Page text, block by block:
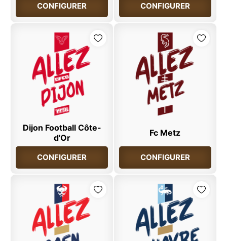
CONFIGURER CONFIGURER
Dijon Football Côte-
d'Or
CONFIGURER
Fc Metz
CONFIGURER